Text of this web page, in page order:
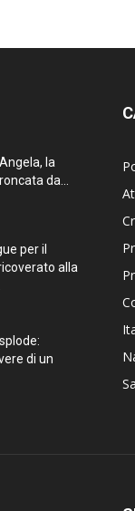
la
da...
per il
alla
di un